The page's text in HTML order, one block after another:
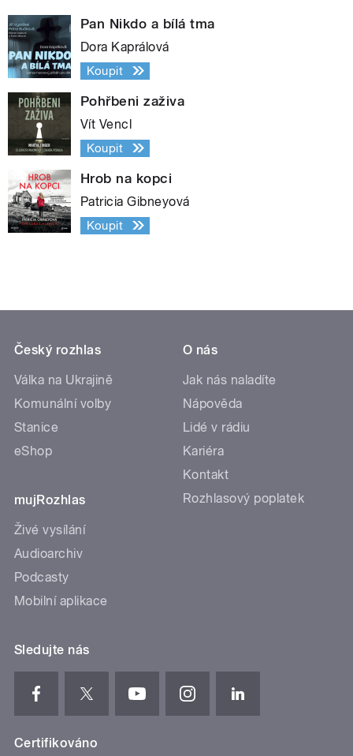
Pan Nikdo a bílá tma
Dora Kaprálová
Koupit
Pohřbeni zaživa
Vít Vencl
Koupit
Hrob na kopci
Patricia Gibneyová
Koupit
Český rozhlas
Válka na Ukrajině
Komunální volby
Stanice
eShop
mujRozhlas
Živé vysílání
Audioarchiv
Podcasty
Mobilní aplikace
O nás
Jak nás naladíte
Nápověda
Lidé v rádiu
Kariéra
Kontakt
Rozhlasový poplatek
Sledujte nás
Certifikováno